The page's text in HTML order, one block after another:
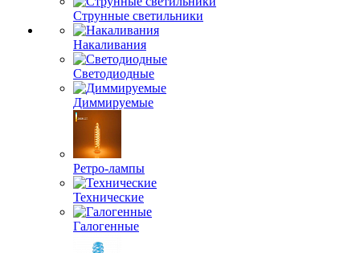
Струнные светильники
Накаливания
Светодиодные
Диммируемые
Ретро-лампы
Технические
Галогенные